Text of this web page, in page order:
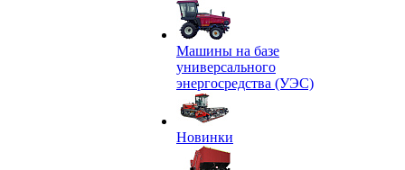
Машины на базе
универсального
энергосредства (УЭС)
Новинки